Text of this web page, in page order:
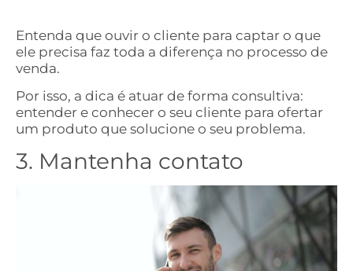
Entenda que ouvir o cliente para captar o que
ele precisa faz toda a diferença no processo de
venda.
Por isso, a dica é atuar de forma consultiva:
entender e conhecer o seu cliente para ofertar
um produto que solucione o seu problema.
3. Mantenha contato